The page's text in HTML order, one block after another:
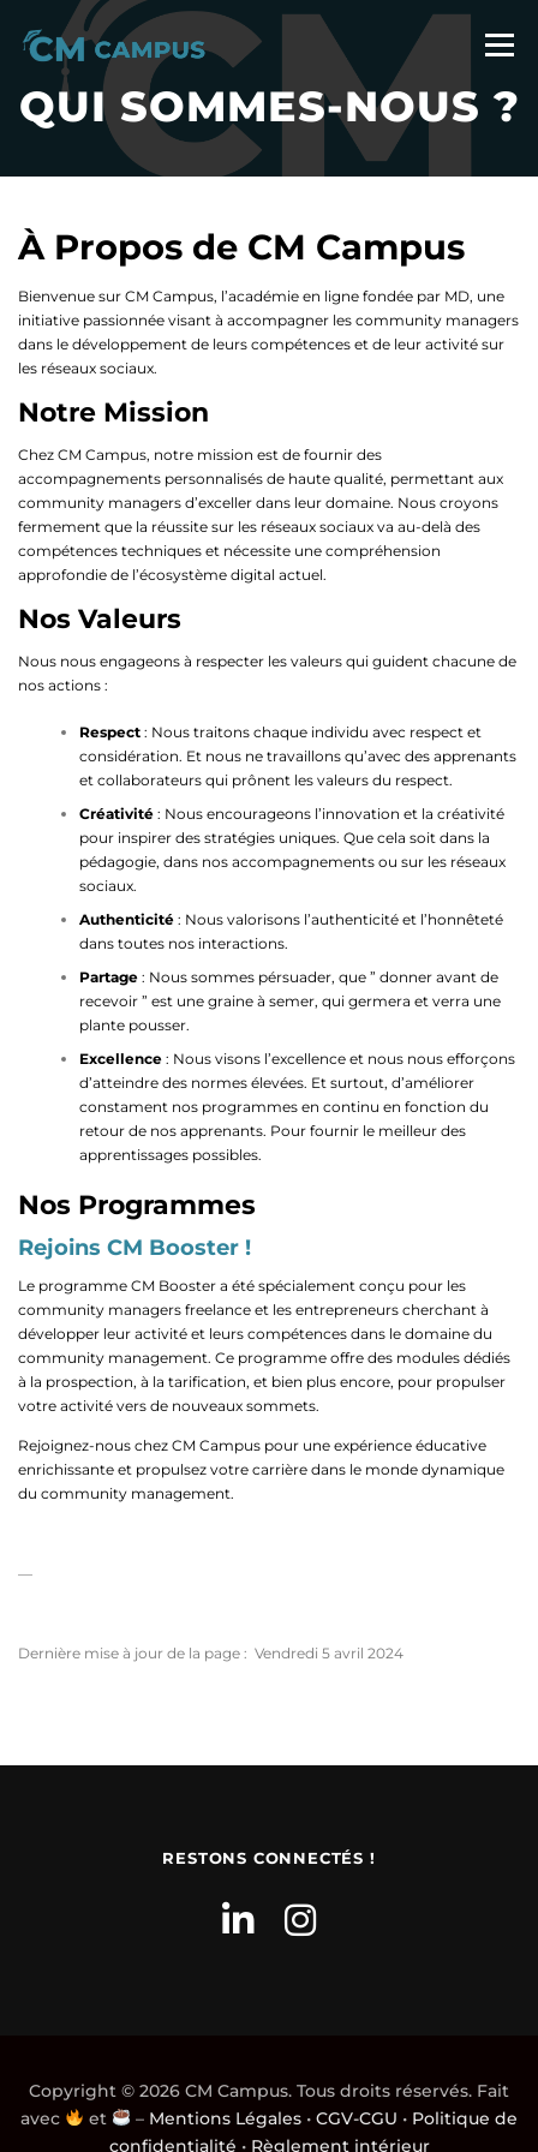
contenu
Menu
À PROPOS LA FORMATION CM CONTACT
QUI SOMMES-NOUS ?
À Propos de CM Campus
Bienvenue sur CM Campus, l’académie en ligne fondée par MD, une
initiative passionnée visant à accompagner les community managers
dans le développement de leurs compétences et de leur activité sur
les réseaux sociaux.
Notre Mission
Chez CM Campus, notre mission est de fournir des
accompagnements personnalisés de haute qualité, permettant aux
community managers d’exceller dans leur domaine. Nous croyons
fermement que la réussite sur les réseaux sociaux va au-delà des
compétences techniques et nécessite une compréhension
approfondie de l’écosystème digital actuel.
Nos Valeurs
Nous nous engageons à respecter les valeurs qui guident chacune de
nos actions :
Respect: Nous traitons chaque individu avec respect et
considération. Et nous ne travaillons qu’avec des apprenants
et collaborateurs qui prônent les valeurs du respect.
Créativité: Nous encourageons l’innovation et la créativité
pour inspirer des stratégies uniques. Que cela soit dans la
pédagogie, dans nos accompagnements ou sur les réseaux
sociaux.
Authenticité: Nous valorisons l’authenticité et l’honnêteté
dans toutes nos interactions.
Partage: Nous sommes pérsuader, que ” donner avant de
recevoir ” est une graine à semer, qui germera et verra une
plante pousser.
Excellence: Nous visons l’excellence et nous nous efforçons
d’atteindre des normes élevées. Et surtout, d’améliorer
constament nos programmes en continu en fonction du
retour de nos apprenants. Pour fournir le meilleur des
apprentissages possibles.
Nos Programmes
Rejoins CM Booster !
Le programme CM Booster a été spécialement conçu pour les
community managers freelance et les entrepreneurs cherchant à
développer leur activité et leurs compétences dans le domaine du
community management. Ce programme offre des modules dédiés
à la prospection, à la tarification, et bien plus encore, pour propulser
votre activité vers de nouveaux sommets.
Rejoignez-nous chez CM Campus pour une expérience éducative
enrichissante et propulsez votre carrière dans le monde dynamique
du community management.
—
Dernière mise à jour de la page : Vendredi 5 avril 2024
RESTONS CONNECTÉS !
Copyright © 2026 CM Campus. Tous droits réservés. Fait
avec
et – Mentions Légales• CGV-CGU • Politique de
confidentialité • Règlement intérieur